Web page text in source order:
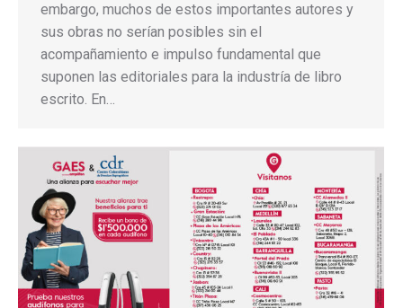
embargo, muchos de estos importantes autores y
sus obras no serían posibles sin el
acompañamiento e impulso fundamental que
suponen las editoriales para la industría de libro
escrito. En…